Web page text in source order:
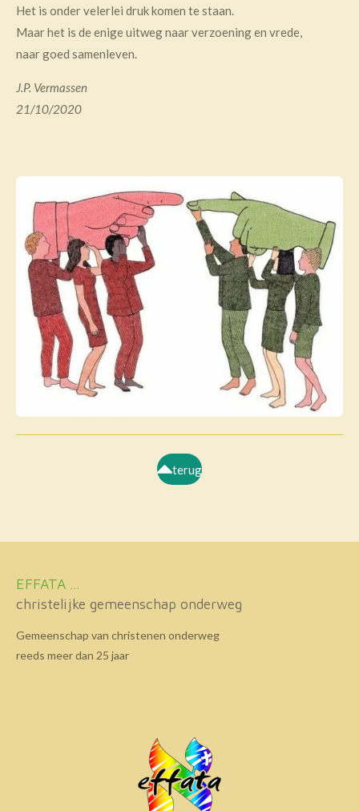
Het is onder velerlei druk komen te staan.
Maar het is de enige uitweg naar verzoening en vrede,
naar goed samenleven.
J.P. Vermassen
21/10/2020
terug
EFFATA ...
christelijke gemeenschap onderweg
Gemeenschap van christenen onderweg
reeds meer dan 25 jaar